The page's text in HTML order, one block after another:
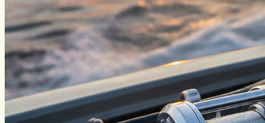
Чехонь
Щука
Стерлядь
Семга
Снасти
Спиннинг
Блесна